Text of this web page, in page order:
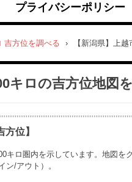
プライバシーポリシー
吉方位を調べる › 【新潟県】上
キロの吉方位地図
位】
キロ圏内を示しています。地図を
ン/アウト）。